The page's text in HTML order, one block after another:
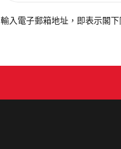
電
輸入電子郵箱地址，即表示閣下